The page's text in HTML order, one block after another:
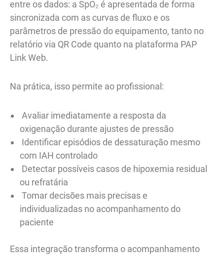
entre os dados: a SpO₂ é apresentada de forma
sincronizada com as curvas de fluxo e os
parâmetros de pressão do equipamento, tanto no
relatório via QR Code quanto na plataforma PAP
Link Web.
Na prática, isso permite ao profissional:
Avaliar imediatamente a resposta da
oxigenação durante ajustes de pressão
Identificar episódios de dessaturação mesmo
com IAH controlado
Detectar possíveis casos de hipoxemia residual
ou refratária
Tomar decisões mais precisas e
individualizadas no acompanhamento do
paciente
Essa integração transforma o acompanhamento